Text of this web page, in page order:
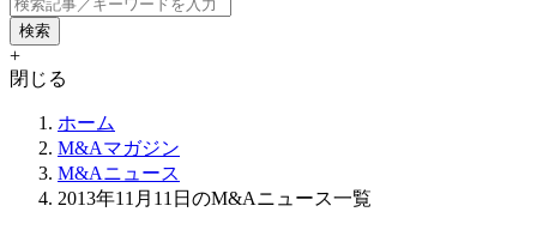
+
閉じる
ホーム
M&Aマガジン
M&Aニュース
2013年11月11日のM&Aニュース一覧